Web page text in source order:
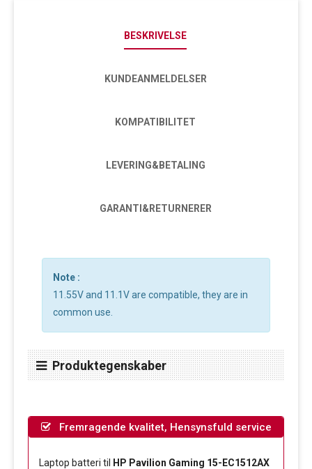
BESKRIVELSE
KUNDEANMELDELSER
KOMPATIBILITET
LEVERING&BETALING
GARANTI&RETURNERER
Note :
11.55V and 11.1V are compatible, they are in
common use.
Produktegenskaber
Fremragende kvalitet, Hensynsfuld service
Laptop batteri til
HP Pavilion Gaming 15-EC1512AX